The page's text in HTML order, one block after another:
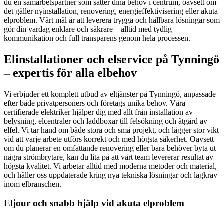
du en samarbetspartner som sätter dina behov i centrum, oavsett om
det gäller nyinstallation, renovering, energieffektivisering eller akuta
elproblem. Vårt mål är att leverera trygga och hållbara lösningar som
gör din vardag enklare och säkrare – alltid med tydlig
kommunikation och full transparens genom hela processen.
Elinstallationer och elservice på Tynningö
– expertis för alla elbehov
Vi erbjuder ett komplett utbud av eltjänster på Tynningö, anpassade
efter både privatpersoners och företags unika behov. Våra
certifierade elektriker hjälper dig med allt från installation av
belysning, elcentraler och laddboxar till felsökning och åtgärd av
elfel. Vi tar hand om både stora och små projekt, och lägger stor vikt
vid att varje arbete utförs korrekt och med högsta säkerhet. Oavsett
om du planerar en omfattande renovering eller bara behöver byta ut
några strömbrytare, kan du lita på att vårt team levererar resultat av
högsta kvalitet. Vi arbetar alltid med moderna metoder och material,
och håller oss uppdaterade kring nya tekniska lösningar och lagkrav
inom elbranschen.
Eljour och snabb hjälp vid akuta elproblem